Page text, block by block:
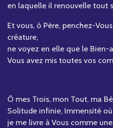
en laquelle il renouvelle tout
Et vous, ô Père, penchez-
créature,
ne voyez en elle que le Bien-
Vous avez mis toutes vos
Ô mes Trois, mon Tout, ma
Solitude infinie, Immensité
je me livre à Vous comme